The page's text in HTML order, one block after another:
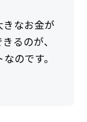
なお金が
るのが、
のです。